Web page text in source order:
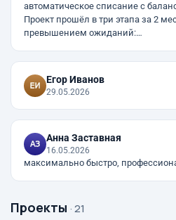
автоматическое списание с
Проект прошёл в три этапа за 2
превышением ожиданий:…
Егор Иванов
29.05.2026
Анна Заставная
16.05.2026
максимально быстро,
Проекты · 21